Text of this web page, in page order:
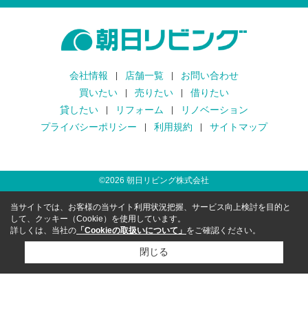
会社情報 店舗一覧
お問い合わせ
買いたい
売りたい
借りたい
貸したい
リフォーム
リノベーション
プライバシーポリシー
利用規約 サイトマップ
©2026 朝日リビング株式会社
当サイトでは、お客様の当サイト利用状況把握、サービス向上検討を目的と
して、クッキー（Cookie）を使用しています。
詳しくは、当社の 「Cookieの取扱いについて」 をご確認ください。
閉じる